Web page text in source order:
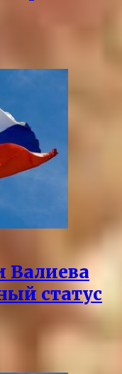
Валиева
статус